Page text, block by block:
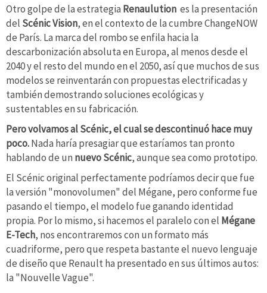
Otro golpe de la estrategia Renaulution es la presentación
del Scénic Vision, en el contexto de la cumbre ChangeNOW
de París. La marca del rombo se enfila hacia la
descarbonización absoluta en Europa, al menos desde el
2040 y el resto del mundo en el 2050, así que muchos de sus
modelos se reinventarán con propuestas electrificadas y
también demostrando soluciones ecológicas y
sustentables en su fabricación.
Pero volvamos al Scénic, el cual se descontinuó hace muy
poco.Nada haría presagiar que estaríamos tan pronto
hablando de un nuevo Scénic, aunque sea como prototipo.
El Scénic original perfectamente podríamos decir que fue
la versión "monovolumen" del Mégane, pero conforme fue
pasando el tiempo, el modelo fue ganando identidad
propia. Por lo mismo, si hacemos el paralelo con el Mégane
E-Tech, nos encontraremos con un formato más
cuadriforme, pero que respeta bastante el nuevo lenguaje
de diseño que Renault ha presentado en sus últimos autos:
la "Nouvelle Vague".